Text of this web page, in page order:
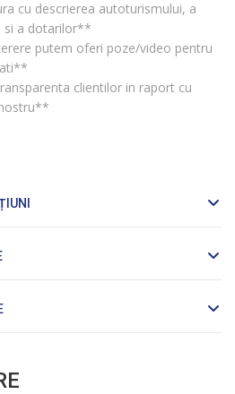
cu descrierea autoturismului, a
si a dotarilor**
putem oferi poze/video pentru
clientilor in raport cu